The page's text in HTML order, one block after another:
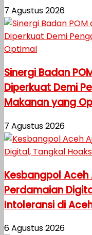
7 Agustus 2026
Sinergi Badan
Diperkuat Demi
Makanan yang
7 Agustus 2026
Kesbangpol Aceh
Perdamaian
Intoleransi di
6 Agustus 2026